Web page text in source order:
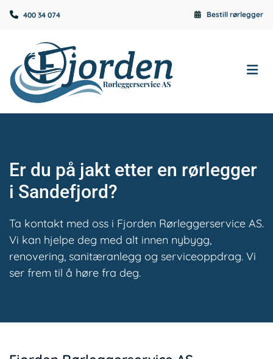
 400 34 074  Bestill rørlegger
Er du på jakt etter en rørlegger
i Sandefjord?
Ta kontakt med oss i Fjorden Rørleggerservice AS.
Vi kan hjelpe deg med alt innen nybygg,
renovering, sanitæranlegg og serviceoppdrag. Vi
ser frem til å høre fra deg.